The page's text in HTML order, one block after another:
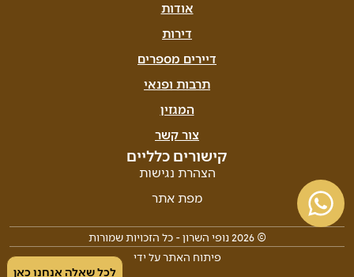
אודות
דירות
דיירים מספרים
תרבות ופנאי
המגזין
צור קשר
קישורים כלליים
הצהרת נגישות
מפת אתר
© 2026 נופי השרון - כל הזכויות שמורות
פיתוח האתר על ידי
לכל שאלה אנחנו כאן